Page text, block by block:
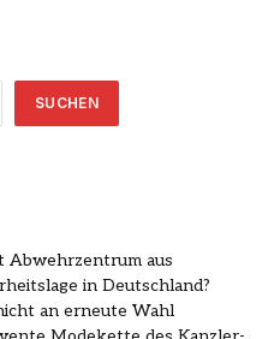
SUCHEN
Abwehrzentrum aus
in Deutschland?
an erneute Wahl